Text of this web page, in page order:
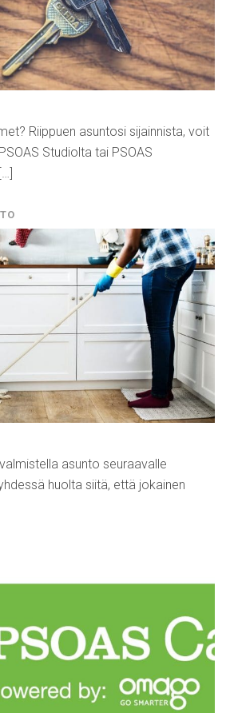
Riippuen asuntosi sijainnista, voit
Studiolta tai PSOAS
asunto seuraavalle
huolta siitä, että jokainen